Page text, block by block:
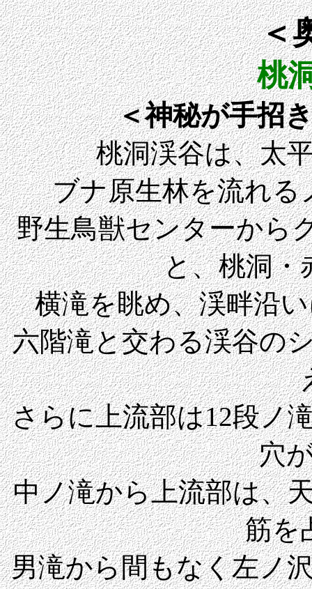
＜
桃
＜神秘が手招
桃洞渓谷は、太
ブナ原生林を流れる
野生鳥獣センターから
と、桃洞・
横滝を眺め、渓畔沿
六階滝と交わる渓谷の
さらに上流部は12段ノ
穴
中ノ滝から上流部は、
筋を
男滝から間もなく左ノ